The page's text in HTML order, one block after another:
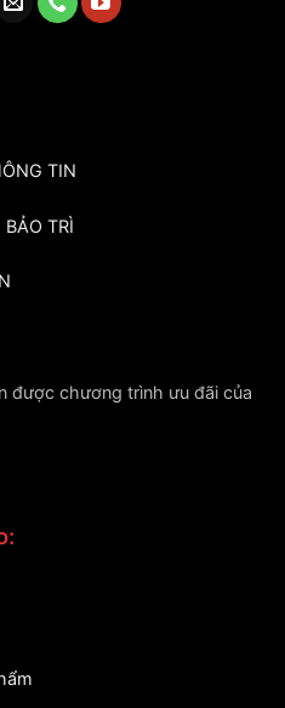
TIN
TRÌ
được chương trình ưu đãi của